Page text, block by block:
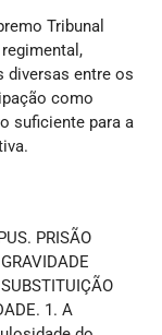
Tribunal
diversas entre os
como
suficiente para a
PRISÃO
1. A